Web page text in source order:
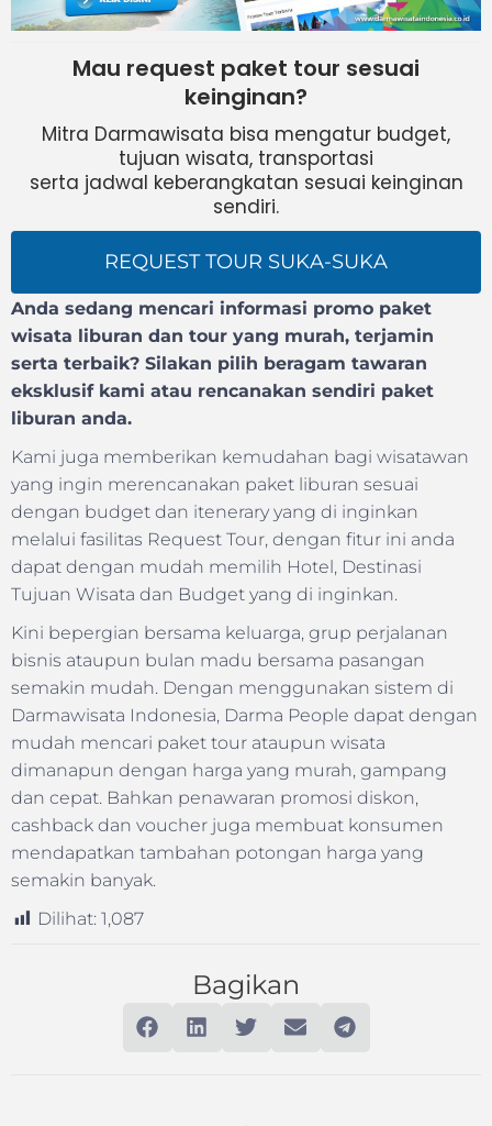
Mau request paket tour sesuai
keinginan?
Mitra Darmawisata bisa mengatur budget,
tujuan wisata, transportasi
serta jadwal keberangkatan sesuai keinginan
sendiri.
REQUEST TOUR SUKA-SUKA
Anda sedang mencari informasi promo paket
wisata liburan dan tour yang murah, terjamin
serta terbaik? Silakan pilih beragam tawaran
eksklusif kami atau rencanakan sendiri paket
liburan anda.
Kami juga memberikan kemudahan bagi wisatawan
yang ingin merencanakan paket liburan sesuai
dengan budget dan itenerary yang di inginkan
melalui fasilitas Request Tour, dengan fitur ini anda
dapat dengan mudah memilih Hotel, Destinasi
Tujuan Wisata dan Budget yang di inginkan.
Kini bepergian bersama keluarga, grup perjalanan
bisnis ataupun bulan madu bersama pasangan
semakin mudah. Dengan menggunakan sistem di
Darmawisata Indonesia, Darma People dapat dengan
mudah mencari paket tour ataupun wisata
dimanapun dengan harga yang murah, gampang
dan cepat. Bahkan penawaran promosi diskon,
cashback dan voucher juga membuat konsumen
mendapatkan tambahan potongan harga yang
semakin banyak.
Dilihat: 1,087
Bagikan